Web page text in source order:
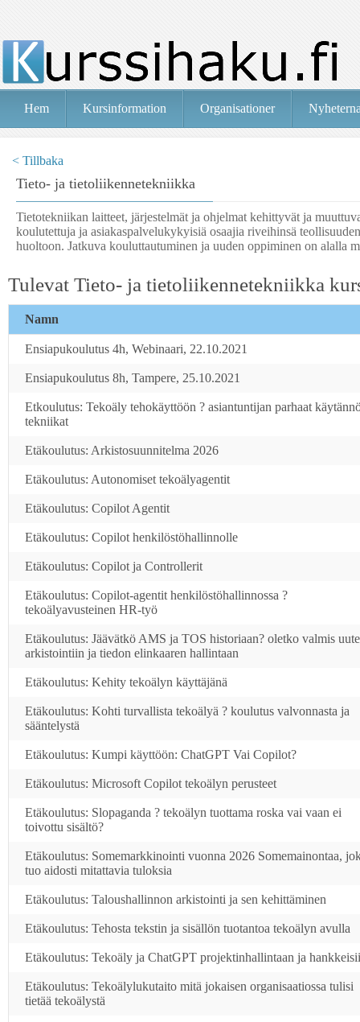
Hem Kursinformation Organisationer
< Tillbaka
Tieto- ja tietoliikennetekniikka
Tietotekniikan laitteet, järjestelmät ja ohjelmat kehittyvät ja
koulutettuja ja asiakaspalvelukykyisiä osaajia riveihinsä
huoltoon. Jatkuva kouluttautuminen ja uuden oppiminen on alalla
Tulevat Tieto- ja tietoliikennetekniikka
Namn
Ensiapukoulutus 4h, Webinaari, 22.10.2021
Ensiapukoulutus 8h, Tampere, 25.10.2021
Etkoulutus: Tekoäly tehokäyttöön ? asiantuntijan parhaat
tekniikat
Etäkoulutus: Arkistosuunnitelma 2026
Etäkoulutus: Autonomiset tekoälyagentit
Etäkoulutus: Copilot Agentit
Etäkoulutus: Copilot henkilöstöhallinnolle
Etäkoulutus: Copilot ja Controllerit
Etäkoulutus: Copilot-agentit henkilöstöhallinnossa ?
tekoälyavusteinen HR-työ
Etäkoulutus: Jäävätkö AMS ja TOS historiaan? oletko valmis
arkistointiin ja tiedon elinkaaren hallintaan
Etäkoulutus: Kehity tekoälyn käyttäjänä
Etäkoulutus: Kohti turvallista tekoälyä ? koulutus valvonnasta ja
sääntelystä
Etäkoulutus: Kumpi käyttöön: ChatGPT Vai Copilot?
Etäkoulutus: Microsoft Copilot tekoälyn perusteet
Etäkoulutus: Slopaganda ? tekoälyn tuottama roska vai vaan ei
toivottu sisältö?
Etäkoulutus: Somemarkkinointi vuonna 2026 Somemainontaa,
tuo aidosti mitattavia tuloksia
Etäkoulutus: Taloushallinnon arkistointi ja sen kehittäminen
Etäkoulutus: Tehosta tekstin ja sisällön tuotantoa tekoälyn avulla
Etäkoulutus: Tekoäly ja ChatGPT projektinhallintaan ja
Etäkoulutus: Tekoälylukutaito mitä jokaisen organisaatiossa tulisi
tietää tekoälystä